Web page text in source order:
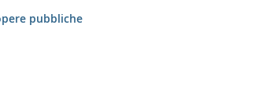
pubbliche